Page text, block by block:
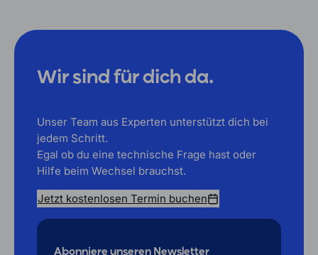
Wir sind für dich da.
Unser Team aus Experten unterstützt dich bei
jedem Schritt.
Egal ob du eine technische Frage hast oder
Hilfe beim Wechsel brauchst.
Jetzt kostenlosen Termin buchen
Abonniere unseren Newsletter